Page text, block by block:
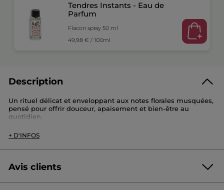
Tendres Instants - Eau de
Parfum
Flacon spray 50 ml
49,98 € / 100ml
Description
Un rituel délicat et enveloppant aux notes florales musquées,
pensé pour offrir douceur, apaisement et bien-être au
quotidien.
- Eau de Parfum Tendres Instants (50ml) :
Un parfum floral musqué aux accords enveloppants de Musc
et de Camomille, sublimés par l’éclat rassurant du Néroli. Il
procure une sensation immédiate de douceur et de réconfort,
+ D'INFOS
Avis clients